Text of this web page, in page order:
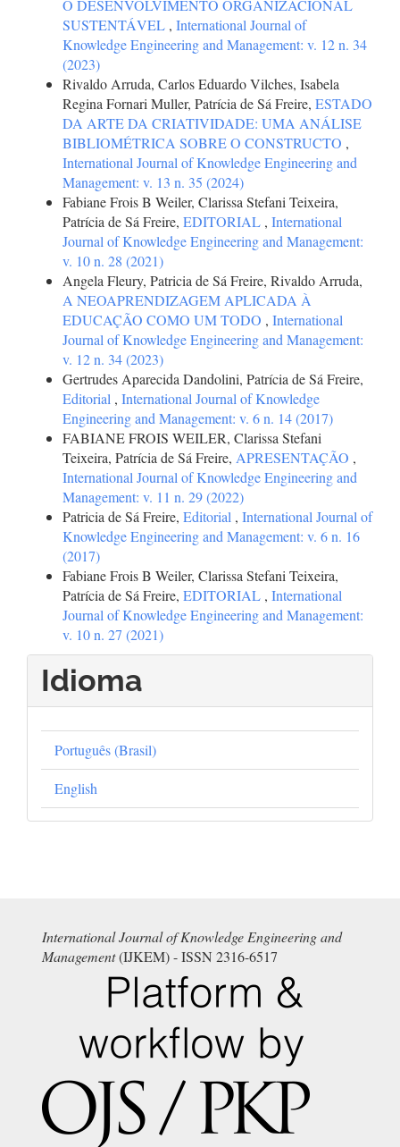
O DESENVOLVIMENTO ORGANIZACIONAL
SUSTENTÁVEL , International Journal of
Knowledge Engineering and Management: v. 12 n. 34
(2023)
Rivaldo Arruda, Carlos Eduardo Vilches, Isabela
Regina Fornari Muller, Patrícia de Sá Freire, ESTADO
DA ARTE DA CRIATIVIDADE: UMA ANÁLISE
BIBLIOMÉTRICA SOBRE O CONSTRUCTO ,
International Journal of Knowledge Engineering and
Management: v. 13 n. 35 (2024)
Fabiane Frois B Weiler, Clarissa Stefani Teixeira,
Patrícia de Sá Freire, EDITORIAL , International
Journal of Knowledge Engineering and Management:
v. 10 n. 28 (2021)
Angela Fleury, Patricia de Sá Freire, Rivaldo Arruda,
A NEOAPRENDIZAGEM APLICADA À
EDUCAÇÃO COMO UM TODO , International
Journal of Knowledge Engineering and Management:
v. 12 n. 34 (2023)
Gertrudes Aparecida Dandolini, Patrícia de Sá Freire,
Editorial , International Journal of Knowledge
Engineering and Management: v. 6 n. 14 (2017)
FABIANE FROIS WEILER, Clarissa Stefani
Teixeira, Patrícia de Sá Freire, APRESENTAÇÃO ,
International Journal of Knowledge Engineering and
Management: v. 11 n. 29 (2022)
Patricia de Sá Freire, Editorial , International Journal of
Knowledge Engineering and Management: v. 6 n. 16
(2017)
Fabiane Frois B Weiler, Clarissa Stefani Teixeira,
Patrícia de Sá Freire, EDITORIAL , International
Journal of Knowledge Engineering and Management:
v. 10 n. 27 (2021)
Idioma
Português (Brasil)
English
International Journal of Knowledge Engineering and
Management(IJKEM) - ISSN 2316-6517